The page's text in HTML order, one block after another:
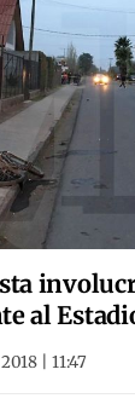
al
| 11:47